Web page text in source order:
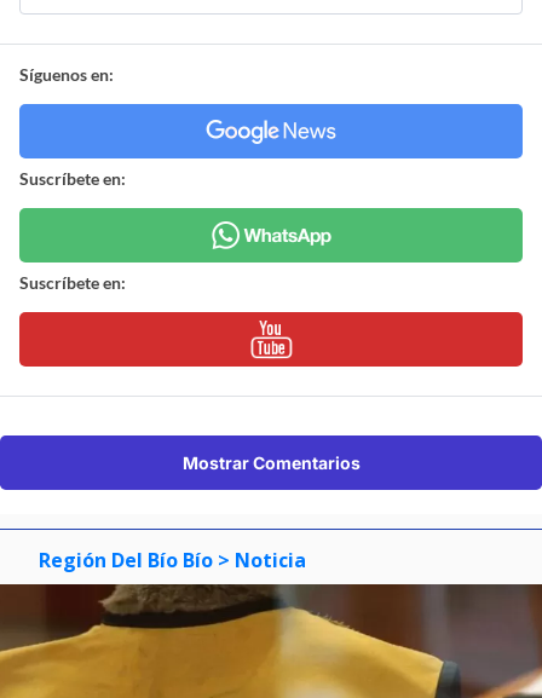
Síguenos en:
Suscríbete en:
Suscríbete en:
Mostrar Comentarios
Región Del Bío Bío > Noticia